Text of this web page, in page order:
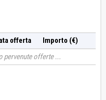
offerta
Importo (€)
pervenute offerte